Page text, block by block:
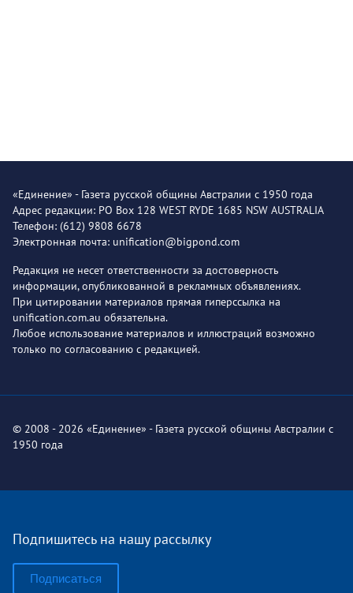
«Единение» - Газета русской общины Австралии с 1950 года
Адрес редакции: PO Box 128 WEST RYDE 1685 NSW AUSTRALIA
Телефон: (612) 9808 6678
Электронная почта: unification@bigpond.com
Редакция не несет ответственности за достоверность
информации, опубликованной в рекламных объявлениях.
При цитировании материалов прямая гиперссылка на
unification.com.au обязательна.
Любое использование материалов и иллюстраций возможно
только по согласованию с редакцией.
© 2008 - 2026 «Единение» - Газета русской общины Австралии с
1950 года
Подпишитесь на нашу рассылку
Подписаться